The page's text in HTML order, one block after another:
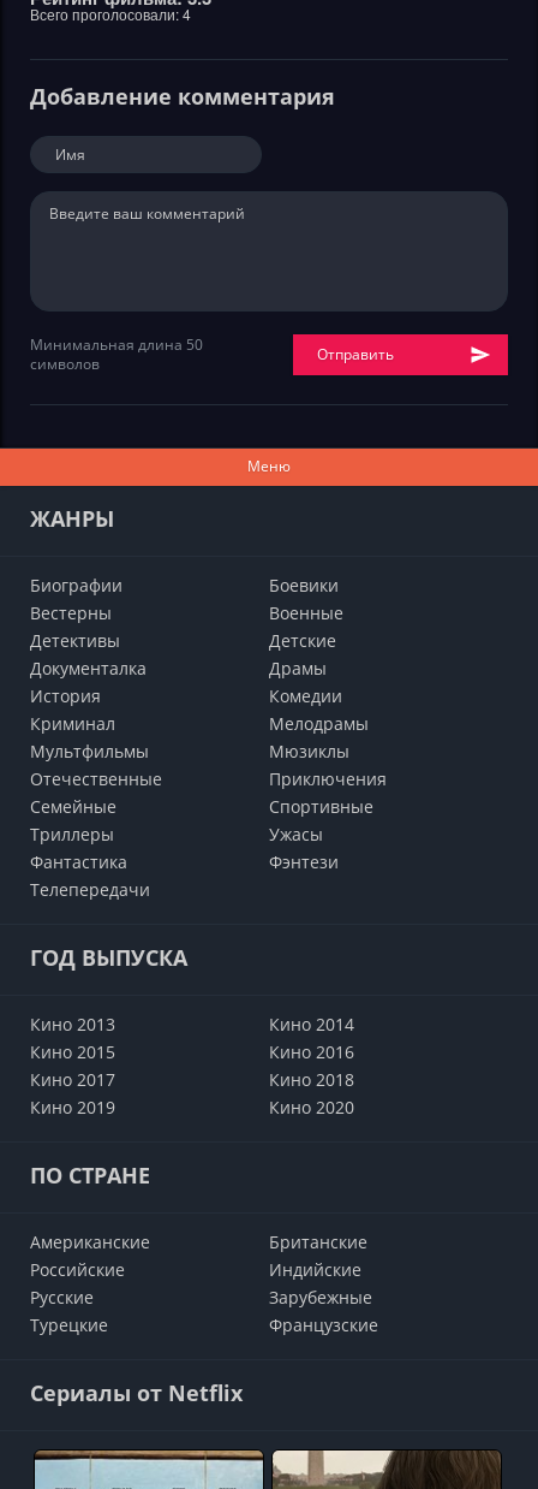
Всего проголосовали:4
Добавление комментария
Минимальная длина 50
символов
Отправить
Меню
ЖАНРЫ
Биографии
Боевики
Вестерны
Военные
Детективы
Детские
Документалка
Драмы
История
Комедии
Криминал
Мелодрамы
Мультфильмы
Мюзиклы
Отечественные
Приключения
Семейные
Cпортивные
Триллеры
Ужасы
Фантастика
Фэнтези
Телепередачи
ГОД ВЫПУСКА
Кино 2013
Кино 2014
Кино 2015
Кино 2016
Кино 2017
Кино 2018
Кино 2019
Кино 2020
ПО СТРАНЕ
Американские
Британские
Российские
Индийские
Русские
Зарубежные
Турецкие
Французские
Сериалы от Netflix